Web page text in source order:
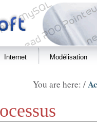
Internet Modélisation
You are here: /